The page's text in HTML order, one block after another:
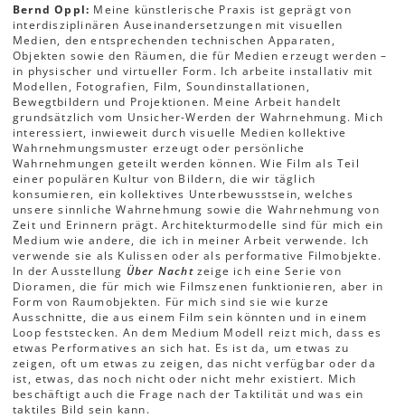
Bernd Oppl: Meine künstlerische Praxis ist geprägt von
interdisziplinären Auseinandersetzungen mit visuellen
Medien, den entsprechenden technischen Apparaten,
Objekten sowie den Räumen, die für Medien erzeugt werden –
in physischer und virtueller Form. Ich arbeite installativ mit
Modellen, Fotografien, Film, Soundinstallationen,
Bewegtbildern und Projektionen. Meine Arbeit handelt
grundsätzlich vom Unsicher-Werden der Wahrnehmung. Mich
interessiert, inwieweit durch visuelle Medien kollektive
Wahrnehmungsmuster erzeugt oder persönliche
Wahrnehmungen geteilt werden können. Wie Film als Teil
einer populären Kultur von Bildern, die wir täglich
konsumieren, ein kollektives Unterbewusstsein, welches
unsere sinnliche Wahrnehmung sowie die Wahrnehmung von
Zeit und Erinnern prägt. Architekturmodelle sind für mich ein
Medium wie andere, die ich in meiner Arbeit verwende. Ich
verwende sie als Kulissen oder als performative Filmobjekte.
In der Ausstellung Über Nachtzeige ich eine Serie von
Dioramen, die für mich wie Filmszenen funktionieren, aber in
Form von Raumobjekten. Für mich sind sie wie kurze
Ausschnitte, die aus einem Film sein könnten und in einem
Loop feststecken. An dem Medium Modell reizt mich, dass es
etwas Performatives an sich hat. Es ist da, um etwas zu
zeigen, oft um etwas zu zeigen, das nicht verfügbar oder da
ist, etwas, das noch nicht oder nicht mehr existiert. Mich
beschäftigt auch die Frage nach der Taktilität und was ein
taktiles Bild sein kann.